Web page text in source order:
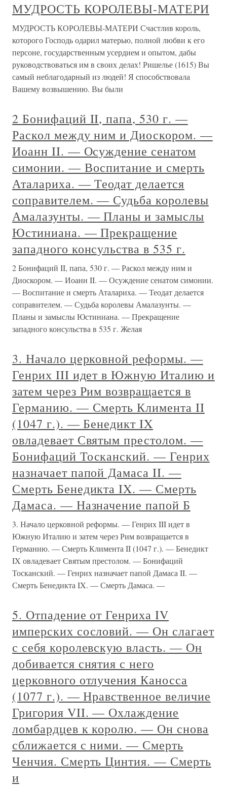
МУДРОСТЬ КОРОЛЕВЫ-МАТЕРИ
МУДРОСТЬ КОРОЛЕВЫ-МАТЕРИ Счастлив король,
которого Господь одарил матерью, полной любви к его
персоне, государственным усердием и опытом, дабы
руководствоваться им в своих делах! Ришелье (1615) Вы
самый неблагодарный из людей! Я способствовала
Вашему возвышению. Вы были
2 Бонифаций II, папа, 530 г. —
Раскол между ним и Диоскором. —
Иоанн II. — Осуждение сенатом
симонии. — Воспитание и смерть
Аталариха. — Теодат делается
соправителем. — Судьба королевы
Амалазунты. — Планы и замыслы
Юстиниана. — Прекращение
западного консульства в 535 г.
2 Бонифаций II, папа, 530 г. — Раскол между ним и
Диоскором. — Иоанн II. — Осуждение сенатом симонии.
— Воспитание и смерть Аталариха. — Теодат делается
соправителем. — Судьба королевы Амалазунты. —
Планы и замыслы Юстиниана. — Прекращение
западного консульства в 535 г. Желая
3. Начало церковной реформы. —
Генрих III идет в Южную Италию и
затем через Рим возвращается в
Германию. — Смерть Климента II
(1047 г.). — Бенедикт IX
овладевает Святым престолом. —
Бонифаций Тосканский. — Генрих
назначает папой Дамаса II. —
Смерть Бенедикта IX. — Смерть
Дамаса. — Назначение папой Б
3. Начало церковной реформы. — Генрих III идет в
Южную Италию и затем через Рим возвращается в
Германию. — Смерть Климента II (1047 г.). — Бенедикт
IX овладевает Святым престолом. — Бонифаций
Тосканский. — Генрих назначает папой Дамаса II. —
Смерть Бенедикта IX. — Смерть Дамаса. —
5. Отпадение от Генриха IV
имперских сословий. — Он слагает
с себя королевскую власть. — Он
добивается снятия с него
церковного отлучения Каносса
(1077 г.). — Нравственное величие
Григория VII. — Охлаждение
ломбардцев к королю. — Он снова
сближается с ними. — Смерть
Ченчия. Смерть Цинтия. — Смерть
и